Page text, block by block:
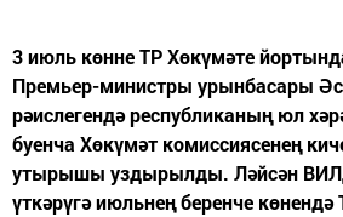
3 июль көнне ТР Хөкүмәте
Премьер-министры урынбасары
рәислегендә республиканың юл
буенча Хөкүмәт комиссиясенең
утырышы уздырылды. Ләйсән
үткәрүгә июльнең беренче көнендә